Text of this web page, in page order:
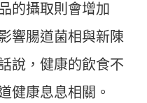
的攝取則會增加
響腸道菌相與新陳
說，健康的飲食不
健康息息相關。